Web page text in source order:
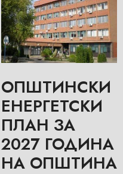
ОПШТИНСКИ
ЕНЕРГЕТСКИ
ПЛАН ЗА
2027 ГОДИНА
НА ОПШТИНА